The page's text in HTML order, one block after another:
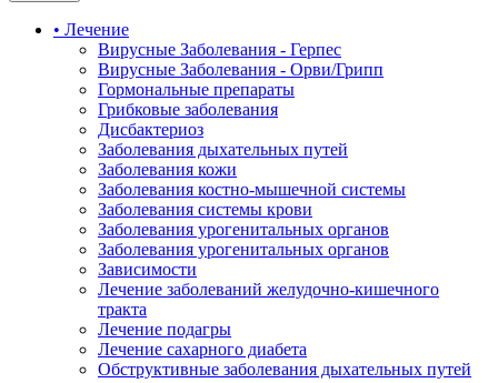
• Лечение
Вирусные Заболевания - Герпес
Вирусные Заболевания - Орви/Грипп
Гормональные препараты
Грибковые заболевания
Дисбактериоз
Заболевания дыхательных путей
Заболевания кожи
Заболевания костно-мышечной системы
Заболевания системы крови
Заболевания урогенитальных органов
Заболевания урогенитальных органов
Зависимости
Лечение заболеваний желудочно-кишечного
тракта
Лечение подагры
Лечение сахарного диабета
Обструктивные заболевания дыхательных путей